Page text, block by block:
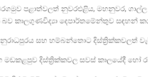
පළාත්වලත් නුවරඑළිය, මහනුවර,
කාලගුණවිද්‍යා දෙපාර්තමේන්තුව සඳහන්
සහ හම්බන්තොට දිස්ත්‍රික්කවලත්
මඩකළපුව දිස්ත්‍රික්කවල සවස් කාලයේදී හෝ